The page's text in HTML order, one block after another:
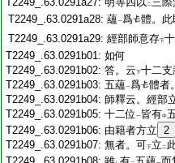
二
T2249_.63.0291a28: 蘊一爲 體。此
T2249_.63.0291a29: 經部師意存下
T2249_.63.0291b01: 如何
T2249_.63.0291b02: 答。云下十二支
T2249_.63.0291b03: 五蘊一爲
體者
T2249_.63.0291b04: 師釋云。經部
T2249_.63.0291b05: 十二位 一皆有中
T2249_.63.0291b06: 由籍者方立 2
T2249_.63.0291b07: 無者。可下立 二